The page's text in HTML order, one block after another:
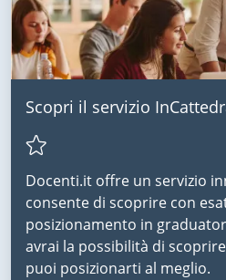
Scopri il servizio
Docenti.it offre un servizio
consente di scoprire con
posizionamento in
avrai la possibilità di
puoi posizionarti al meglio.